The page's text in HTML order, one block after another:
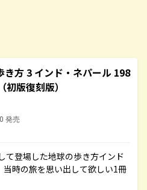
き方 3 インド・ネパール 198
初版復刻版）
発売
て登場した地球の歩き方インド
時の旅を思い出して欲しい1冊